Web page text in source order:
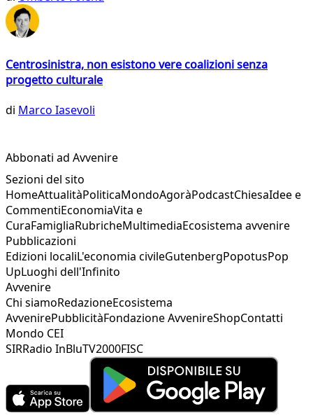
Centrosinistra, non esistono vere coalizioni senza
progetto culturale
di Marco Iasevoli
Abbonati ad Avvenire
Sezioni del sito
HomeAttualitàPoliticaMondoAgoràPodcastChiesaIdee e
CommentiEconomiaVita e
CuraFamigliaRubricheMultimediaEcosistema avvenire
Pubblicazioni
Edizioni localiL'economia civileGutenbergPopotusPop
UpLuoghi dell'Infinito
Avvenire
Chi siamoRedazioneEcosistema
AvvenirePubblicitàFondazione AvvenireShopContatti
Mondo CEI
SIRRadio InBluTV2000FISC